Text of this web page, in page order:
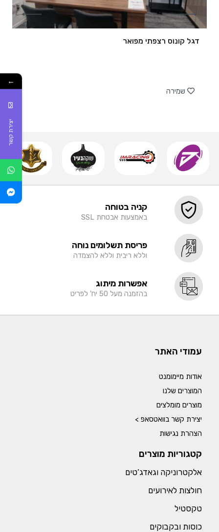
דגל קונוס רצפתי מפואר
שמירה
קניה בטוחה
באמצעות אבטחת SSL
פריסת תשלומים נוחה
וללא ריבית וללא להצמדה
אפשרות מיתוג
בהזמנה מעל 50 יח' לפריט
עמודי האתר
אודות מיימומנט
המוצרים שלנו
מוצרים מומלצים
יצירת קשר בוואטסאפ >
הצהרת נגישות
קטגוריות מוצרים
אלקטרוניקה וגאדג’טים
חולצות לאירועים
טקסטיל
כוסות ובקבוקים
←
יצירת קשר